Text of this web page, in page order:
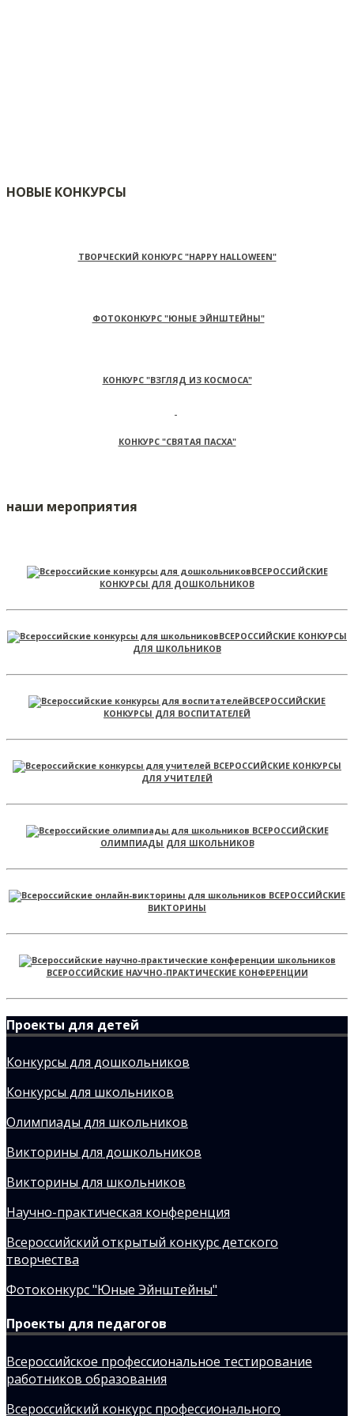
НОВЫЕ КОНКУРСЫ
ТВОРЧЕСКИЙ КОНКУРС "HAPPY HALLOWEEN"
ФОТОКОНКУРС "ЮНЫЕ ЭЙНШТЕЙНЫ"
КОНКУРС "ВЗГЛЯД ИЗ КОСМОСА"
КОНКУРС "СВЯТАЯ ПАСХА"
наши мероприятия
ВСЕРОССИЙСКИЕ
КОНКУРСЫ ДЛЯ ДОШКОЛЬНИКОВ
ВСЕРОССИЙСКИЕ КОНКУРСЫ
ДЛЯ ШКОЛЬНИКОВ
ВСЕРОССИЙСКИЕ
КОНКУРСЫ ДЛЯ ВОСПИТАТЕЛЕЙ
ВСЕРОССИЙСКИЕ КОНКУРСЫ
ДЛЯ УЧИТЕЛЕЙ
ВСЕРОССИЙСКИЕ
ОЛИМПИАДЫ ДЛЯ ШКОЛЬНИКОВ
ВСЕРОССИЙСКИЕ
ВИКТОРИНЫ
ВСЕРОССИЙСКИЕ НАУЧНО-ПРАКТИЧЕСКИЕ КОНФЕРЕНЦИИ
Проекты для детей
Конкурсы для дошкольников
Конкурсы для школьников
Олимпиады для школьников
Викторины для дошкольников
Викторины для школьников
Научно-практическая конференция
Всероссийский открытый конкурс детского
творчества
Фотоконкурс "Юные Эйнштейны"
Проекты для педагогов
Всероссийское профессиональное тестирование
работников образования
Всероссийский конкурс профессионального